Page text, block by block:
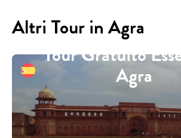
Altri Tour in Agra
Tour Gratuito
Agra